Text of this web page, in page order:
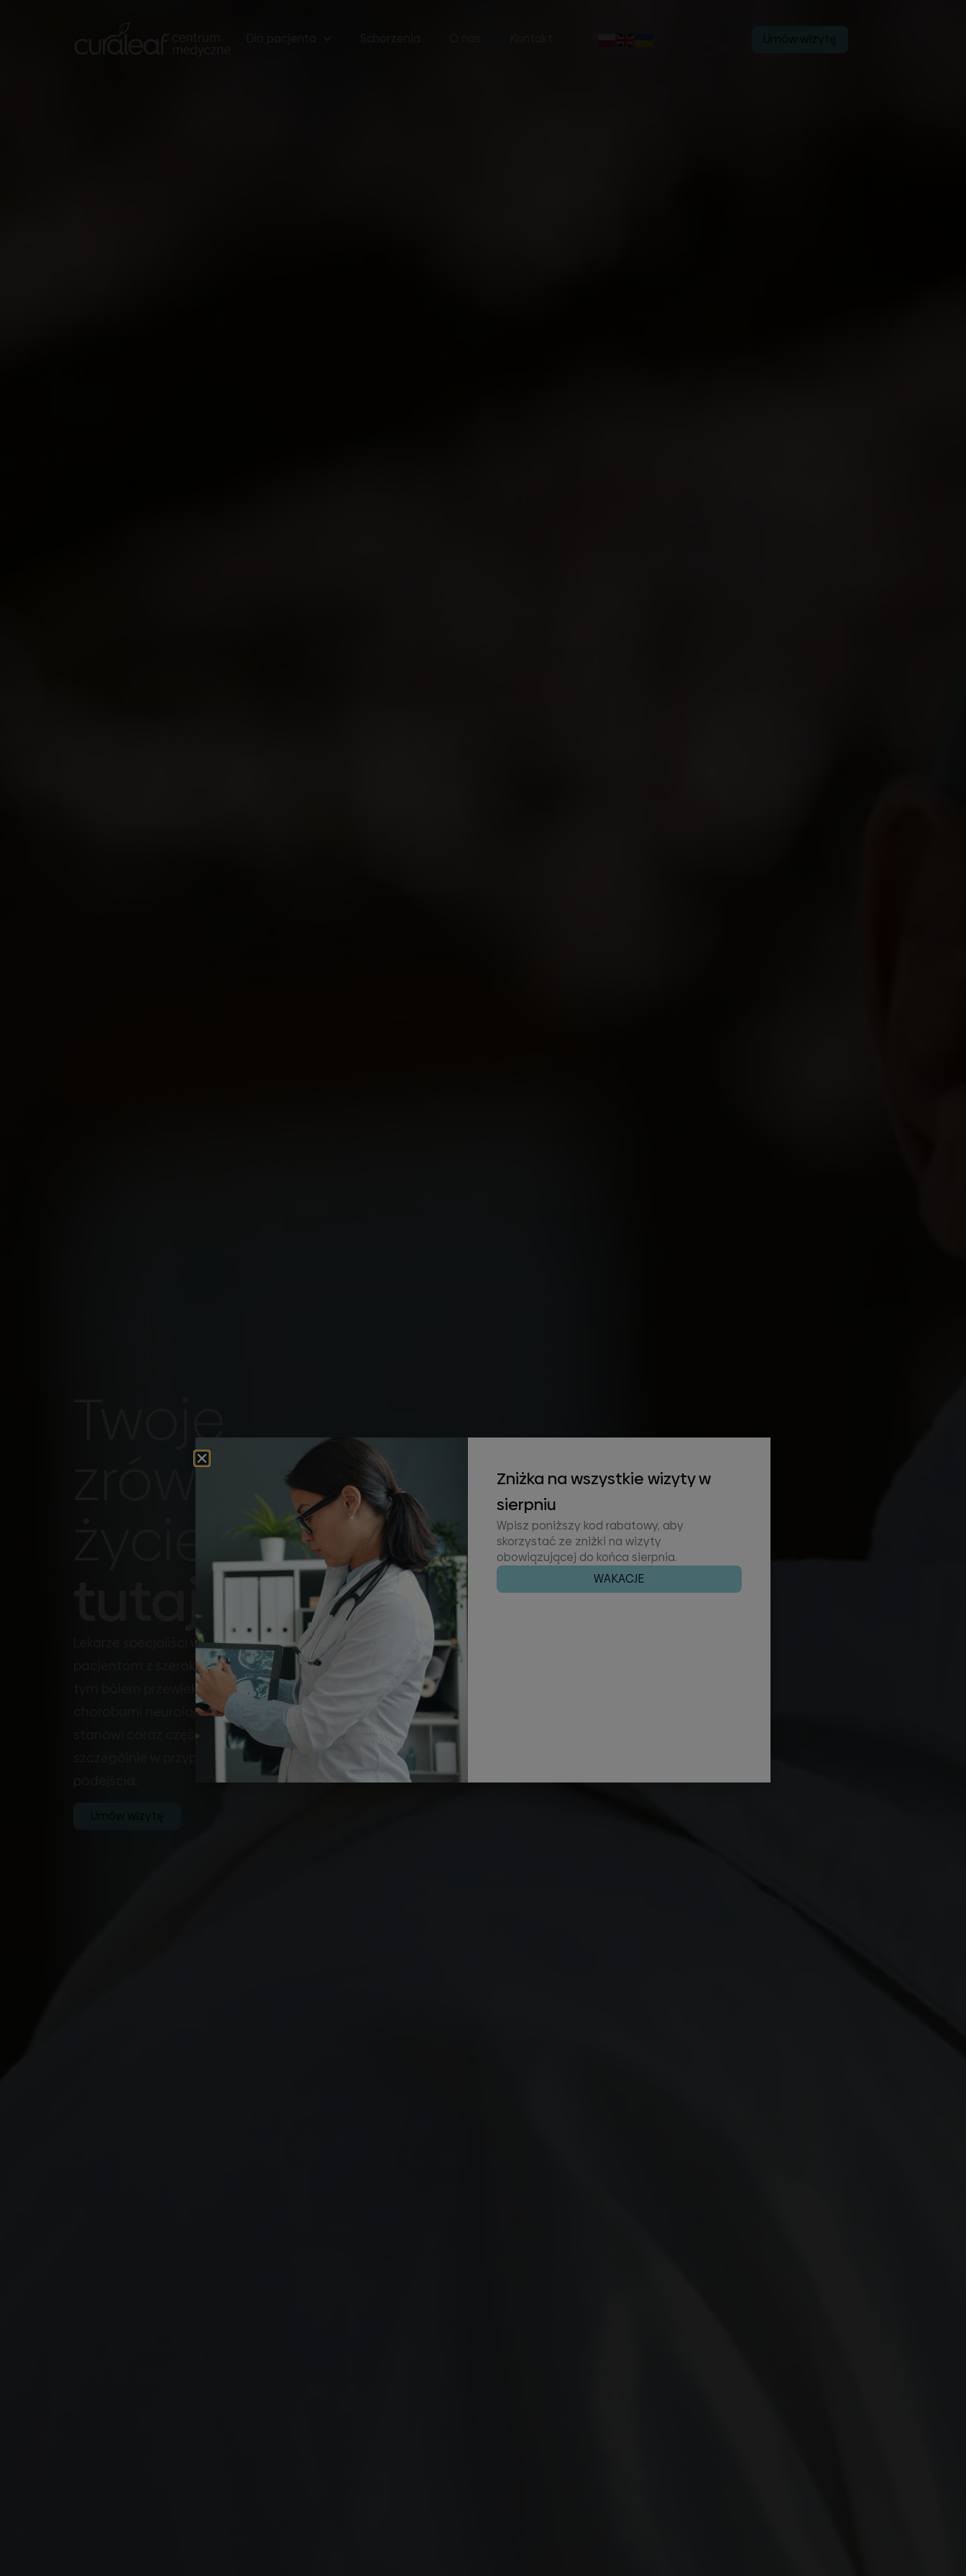
Twoje
zrównoważone
życiezaczyna się
tutaj
Lekarze specjaliści w Polsce mogą przepisywać konopie medyczne
pacjentom z szerokim zakresem zdiagnozowanych schorzeń, w
tym bólem przewlekłym, zaburzeniami psychicznymi oraz
chorobami neurologicznymi. Leczenie medyczną marihuaną
stanowi coraz częściej stosowaną formę wsparcia terapii,
szczególnie w przypadkach wymagających indywidualnego
Zniżka na wszystkie wizyty w
sierpniu
Wpisz poniższy kod rabatowy, aby
skorzystać ze zniżki na wizyty
obowiązującej do końca sierpnia.
WAKACJE